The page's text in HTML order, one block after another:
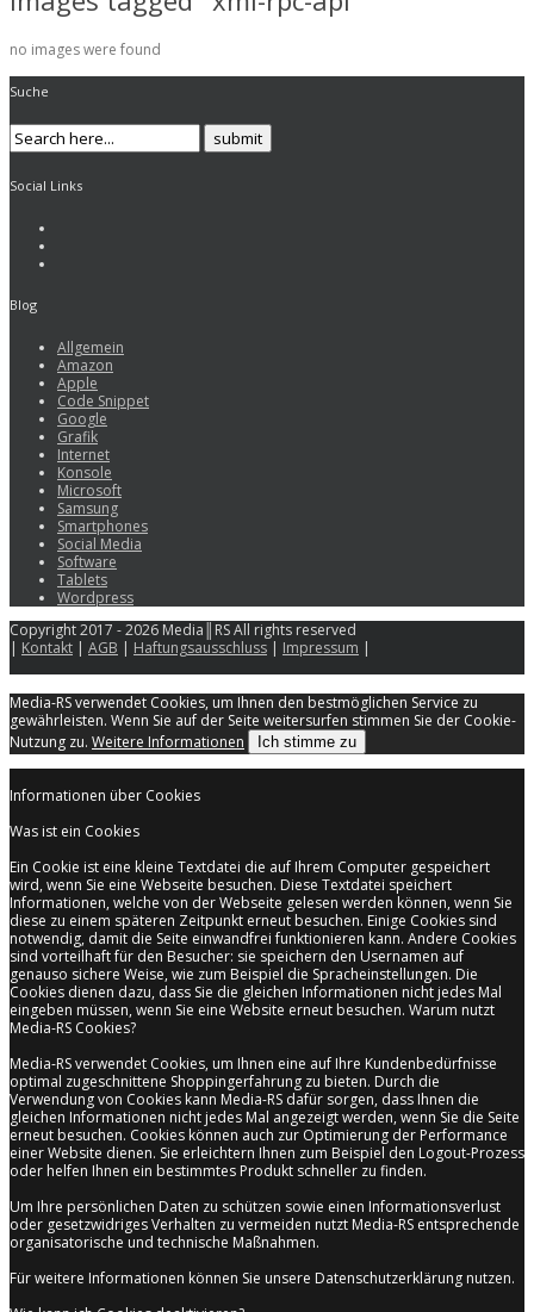
no images were found
Suche
Social Links
Blog
Allgemein
Amazon
Apple
Code Snippet
Google
Grafik
Internet
Konsole
Microsoft
Samsung
Smartphones
Social Media
Software
Tablets
Wordpress
Copyright 2017 - 2026 Media║RS All rights reserved
| Kontakt | AGB | Haftungsausschluss | Impressum |
Media-RS verwendet Cookies, um Ihnen den bestmöglichen Service zu
gewährleisten. Wenn Sie auf der Seite weitersurfen stimmen Sie der Cookie-
Nutzung zu. Weitere Informationen Ich stimme zu
Informationen über Cookies
Was ist ein Cookies
Ein Cookie ist eine kleine Textdatei die auf Ihrem Computer gespeichert
wird, wenn Sie eine Webseite besuchen. Diese Textdatei speichert
Informationen, welche von der Webseite gelesen werden können, wenn Sie
diese zu einem späteren Zeitpunkt erneut besuchen. Einige Cookies sind
notwendig, damit die Seite einwandfrei funktionieren kann. Andere Cookies
sind vorteilhaft für den Besucher: sie speichern den Usernamen auf
genauso sichere Weise, wie zum Beispiel die Spracheinstellungen. Die
Cookies dienen dazu, dass Sie die gleichen Informationen nicht jedes Mal
eingeben müssen, wenn Sie eine Website erneut besuchen. Warum nutzt
Media-RS Cookies?
Media-RS verwendet Cookies, um Ihnen eine auf Ihre Kundenbedürfnisse
optimal zugeschnittene Shoppingerfahrung zu bieten. Durch die
Verwendung von Cookies kann Media-RS dafür sorgen, dass Ihnen die
gleichen Informationen nicht jedes Mal angezeigt werden, wenn Sie die Seite
erneut besuchen. Cookies können auch zur Optimierung der Performance
einer Website dienen. Sie erleichtern Ihnen zum Beispiel den Logout-Prozess
oder helfen Ihnen ein bestimmtes Produkt schneller zu finden.
Um Ihre persönlichen Daten zu schützen sowie einen Informationsverlust
oder gesetzwidriges Verhalten zu vermeiden nutzt Media-RS entsprechende
organisatorische und technische Maßnahmen.
Für weitere Informationen können Sie unsere Datenschutzerklärung nutzen.